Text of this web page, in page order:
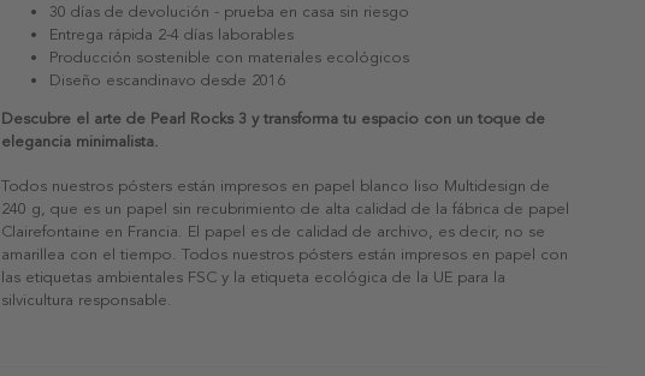
30 días de devolución - prueba en casa sin riesgo
Entrega rápida 2-4 días laborables
Producción sostenible con materiales ecológicos
Diseño escandinavo desde 2016
Descubre el arte de Pearl Rocks 3 y transforma tu espacio con un toque de
elegancia minimalista.
Todos nuestros pósters están impresos en papel blanco liso Multidesign de
240 g, que es un papel sin recubrimiento de alta calidad de la fábrica de papel
Clairefontaine en Francia. El papel es de calidad de archivo, es decir, no se
amarillea con el tiempo. Todos nuestros pósters están impresos en papel con
las etiquetas ambientales FSC y la etiqueta ecológica de la UE para la
silvicultura responsable.